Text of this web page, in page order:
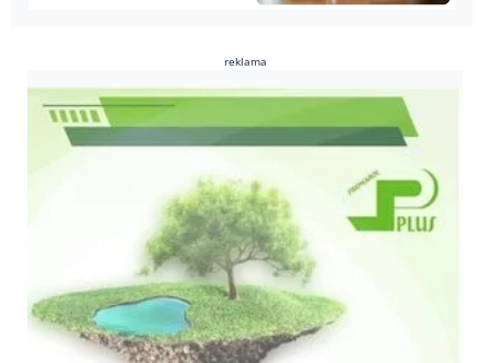
reklama